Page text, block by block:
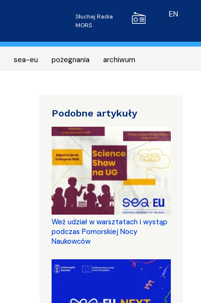
Radio MORS
Słuchaj Radia
MORS
EN
sea-eu pożegnania archiwum
Podobne artykuły
Weź udział w warsztatach i wystąp
podczas Pomorskiej Nocy
Naukowców